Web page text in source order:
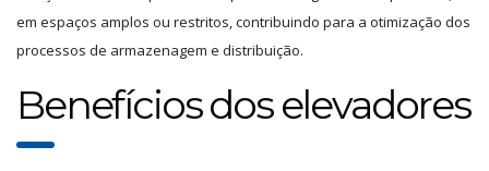
em espaços amplos ou restritos, contribuindo para a otimização dos
processos de armazenagem e distribuição.
Benefícios dos elevadores